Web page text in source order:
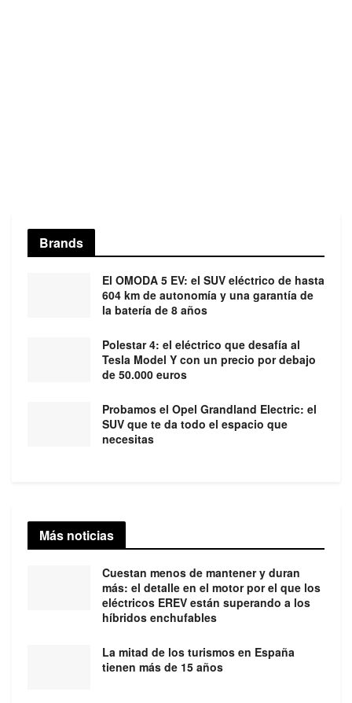
Brands
El OMODA 5 EV: el SUV eléctrico de hasta
604 km de autonomía y una garantía de
la batería de 8 años
Polestar 4: el eléctrico que desafía al
Tesla Model Y con un precio por debajo
de 50.000 euros
Probamos el Opel Grandland Electric: el
SUV que te da todo el espacio que
necesitas
Más noticias
Cuestan menos de mantener y duran
más: el detalle en el motor por el que los
eléctricos EREV están superando a los
híbridos enchufables
La mitad de los turismos en España
tienen más de 15 años